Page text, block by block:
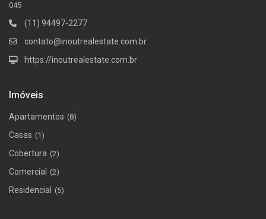
045
(11) 94497-2277
contato@inoutrealestate.com.br
https://inoutrealestate.com.br
Imóveis
Apartamentos (8)
Casas (1)
Cobertura (2)
Comercial (2)
Residencial (5)